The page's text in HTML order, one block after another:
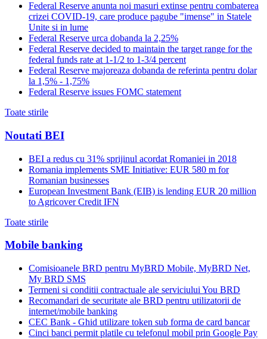
Federal Reserve anunta noi masuri extinse pentru combaterea
crizei COVID-19, care produce pagube "imense" in Statele
Unite si in lume
Federal Reserve urca dobanda la 2,25%
Federal Reserve decided to maintain the target range for the
federal funds rate at 1-1/2 to 1-3/4 percent
Federal Reserve majoreaza dobanda de referinta pentru dolar
la 1,5% - 1,75%
Federal Reserve issues FOMC statement
Toate stirile
Noutati BEI
BEI a redus cu 31% sprijinul acordat Romaniei in 2018
Romania implements SME Initiative: EUR 580 m for
Romanian businesses
European Investment Bank (EIB) is lending EUR 20 million
to Agricover Credit IFN
Toate stirile
Mobile banking
Comisioanele BRD pentru MyBRD Mobile, MyBRD Net,
My BRD SMS
Termeni si conditii contractuale ale serviciului You BRD
Recomandari de securitate ale BRD pentru utilizatorii de
internet/mobile banking
CEC Bank - Ghid utilizare token sub forma de card bancar
Cinci banci permit platile cu telefonul mobil prin Google Pay